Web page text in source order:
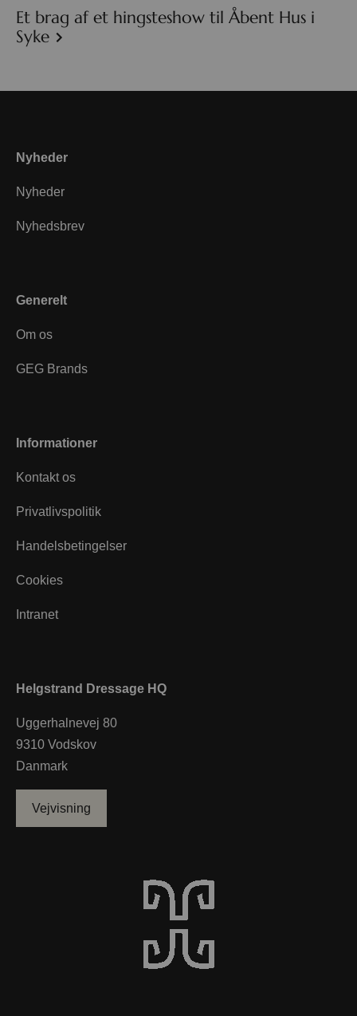
Et brag af et hingsteshow til Åbent Hus i
Syke
Helgstrand Dressage HQ
Uggerhalnevej 80
9310 Vodskov
Danmark
Vejvisning
Nyheder
Nyheder
Nyhedsbrev
Generelt
Om os
GEG Brands
Informationer
Kontakt os
Privatlivspolitik
Handelsbetingelser
Cookies
Intranet